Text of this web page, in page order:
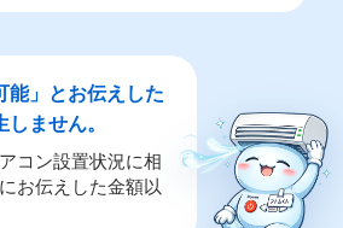
能」とお伝えした
ません。
コン設置状況に相
お伝えした金額以